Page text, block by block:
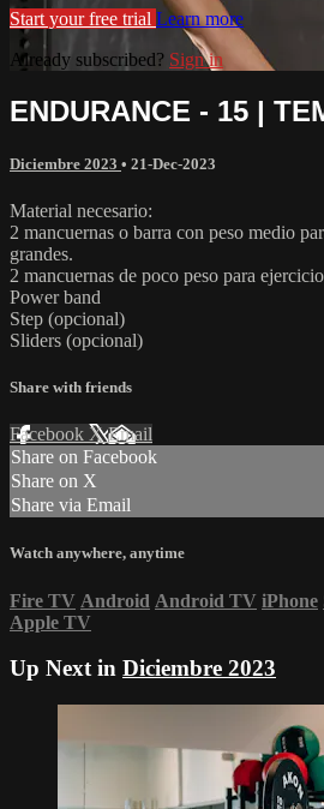
Start your free trial Learn more
Already subscribed? Sign in
ENDURANCE - 15 |
Diciembre 2023 • 21-Dec-2023
Material necesario:
2 mancuernas o barra con peso medio
grandes.
2 mancuernas de poco peso para
Power band
Step (opcional)
Sliders (opcional)
Share with friends
Facebook XEmail
Share on Facebook
Share on X
Share via Email
Watch anywhere, anytime
Fire TV Android Android TV iPhone
Apple TV
Up Next in Diciembre 2023